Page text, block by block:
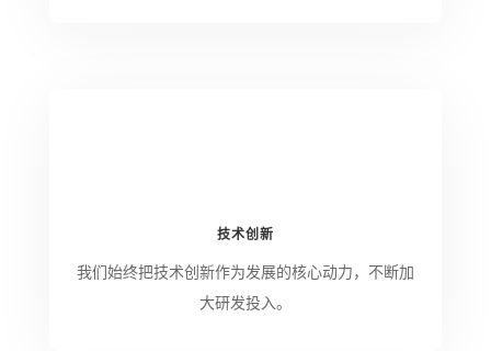
技术创新
我们始终把技术创新作为发展的核心动力，不断加
大研发投入。